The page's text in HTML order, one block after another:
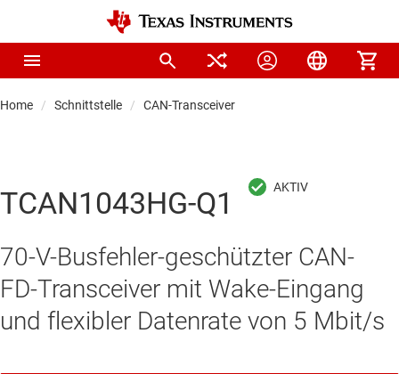
Home Schnittstelle CAN-Transceiver
TCAN1043HG-Q1
70-V-Busfehler-geschützter CAN-
FD-Transceiver mit Wake-Eingang
und flexibler Datenrate von 5 Mbit/s